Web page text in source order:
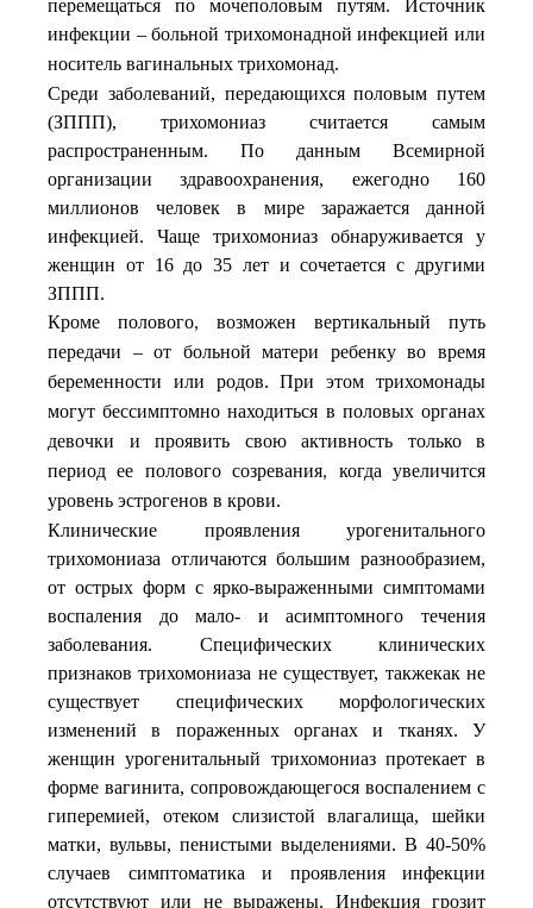
перемещаться по мочеполовым путям. Источник
инфекции – больной трихомонадной инфекцией или
носитель вагинальных трихомонад.
Среди заболеваний, передающихся половым путем
(ЗППП), трихомониаз считается самым
распространенным. По данным Всемирной
организации здравоохранения, ежегодно 160
миллионов человек в мире заражается данной
инфекцией. Чаще трихомониаз обнаруживается у
женщин от 16 до 35 лет и сочетается с другими
ЗППП.
Кроме
полового, возможен вертикальный
путь
передачи
– от больной матери ребенку во время
беременности
или родов.При этом трихомонады
могут бессимптомно находиться в половых органах
девочки
и проявить свою активность только
в
период ее полового созревания, когда увеличится
уровень эстрогенов в крови.
Клинические проявления урогенитального
трихомониаза отличаются большим разнообразием,
от острых форм с ярко-выраженными симптомами
воспаления до мало- и асимптомного течения
заболевания. Специфических клинических
признаков трихомониаза не существует, такжекак не
существует специфических морфологических
изменений в пораженных органах и тканях. У
женщин урогенитальный трихомониаз протекает в
форме вагинита, сопровождающегося воспалением с
гиперемией, отеком слизистой влагалища, шейки
матки, вульвы, пенистыми выделениями. В 40-50%
случаев симптоматика и проявления инфекции
отсутствуют или не выражены. Инфекция грозит